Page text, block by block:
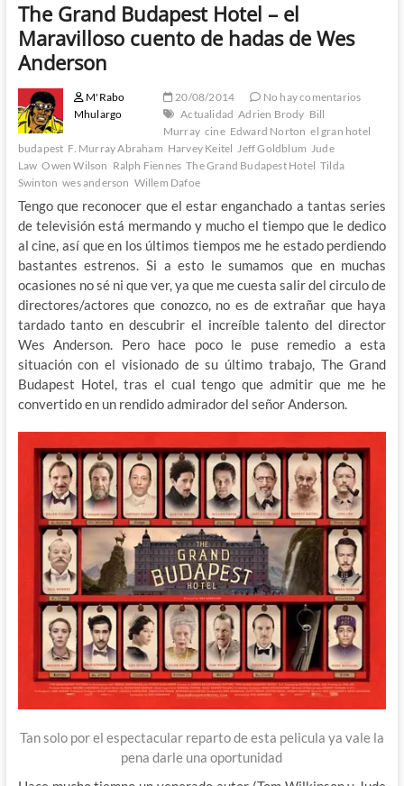
The Grand Budapest Hotel – el
Maravilloso cuento de hadas de Wes
Anderson
M'Rabo
Mhulargo
20/08/2014
No hay comentarios
Actualidad Adrien Brody Bill
Murray cine Edward Norton el gran hotel
budapest F. Murray Abraham Harvey Keitel Jeff Goldblum Jude
Law Owen Wilson Ralph Fiennes The Grand Budapest Hotel Tilda
Swinton wes anderson Willem Dafoe
Tengo que reconocer que el estar enganchado a tantas series
de televisión está mermando y mucho el tiempo que le dedico
al cine, así que en los últimos tiempos me he estado perdiendo
bastantes estrenos. Si a esto le sumamos que en muchas
ocasiones no sé ni que ver, ya que me cuesta salir del circulo de
directores/actores que conozco, no es de extrañar que haya
tardado tanto en descubrir el increíble talento del director
Wes Anderson. Pero hace poco le puse remedio a esta
situación con el visionado de su último trabajo, The Grand
Budapest Hotel, tras el cual tengo que admitir que me he
convertido en un rendido admirador del señor Anderson.
Tan solo por el espectacular reparto de esta pelicula ya vale la
pena darle una oportunidad